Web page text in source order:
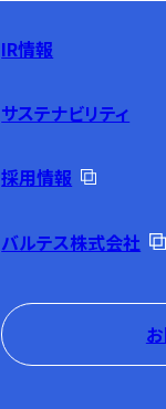
IR情報
サステナビリティ
採用情報
バルテス株式会社